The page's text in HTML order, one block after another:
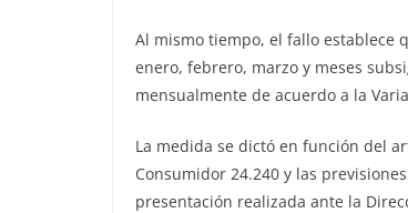
Al mismo tiempo, el fallo establece
enero, febrero, marzo y meses
mensualmente de acuerdo a la
La medida se dictó en función del
Consumidor 24.240 y las
presentación realizada ante la